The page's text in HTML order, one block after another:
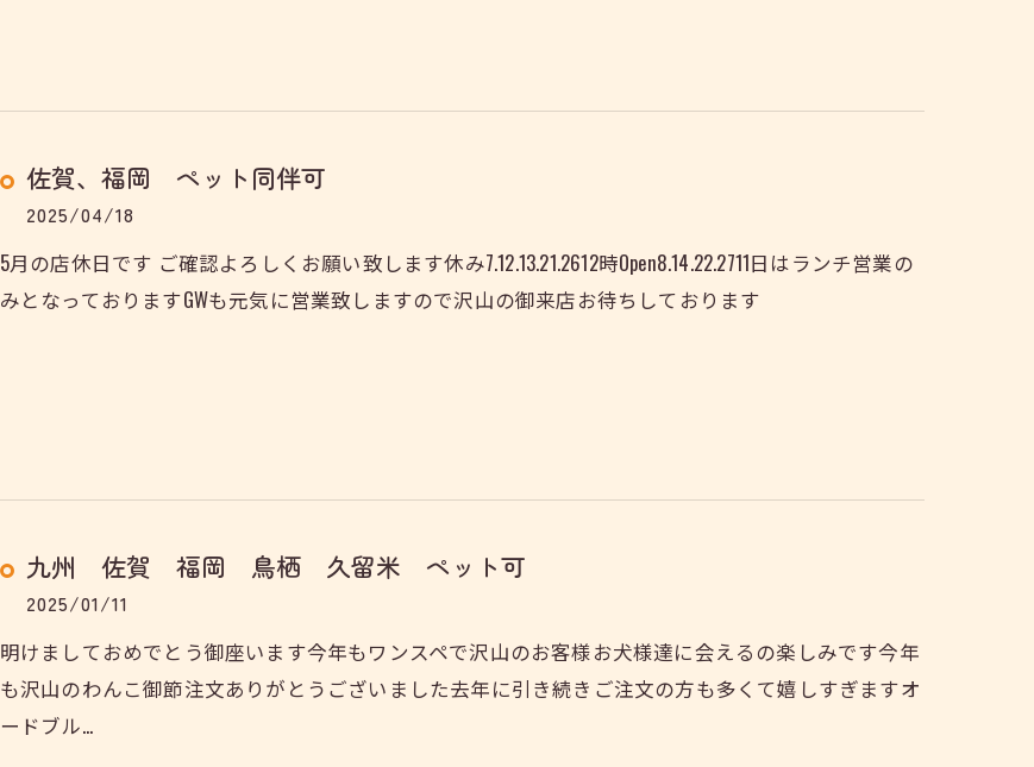
佐賀、福岡 ペット同伴可
2025/04/18
5月の店休日です ご確認よろしくお願い致します休み7.12.13.21.2612時Open8.14.22.2711日はランチ営業の
みとなっておりますGWも元気に営業致しますので沢山の御来店お待ちしております
九州 佐賀 福岡 鳥栖 久留米 ペット可
2025/01/11
明けましておめでとう御座います今年もワンスペで沢山のお客様お犬様達に会えるの楽しみです今年
も沢山のわんこ御節注文ありがとうございました去年に引き続きご注文の方も多くて嬉しすぎますオ
ードブル…